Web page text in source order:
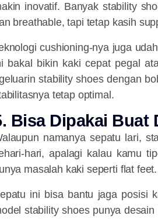
inovatif. Banyak stability
breathable, tapi tetap kasih
cushioning-nya juga
bakal bikin kaki cepat pegal
stability shoes dengan
tetap optimal.
Bisa Dipakai Buat
namanya sepatu lari,
hari, apalagi kalau kamu
masalah kaki seperti flat feet.
ini bisa bantu jaga posisi
stability shoes punya